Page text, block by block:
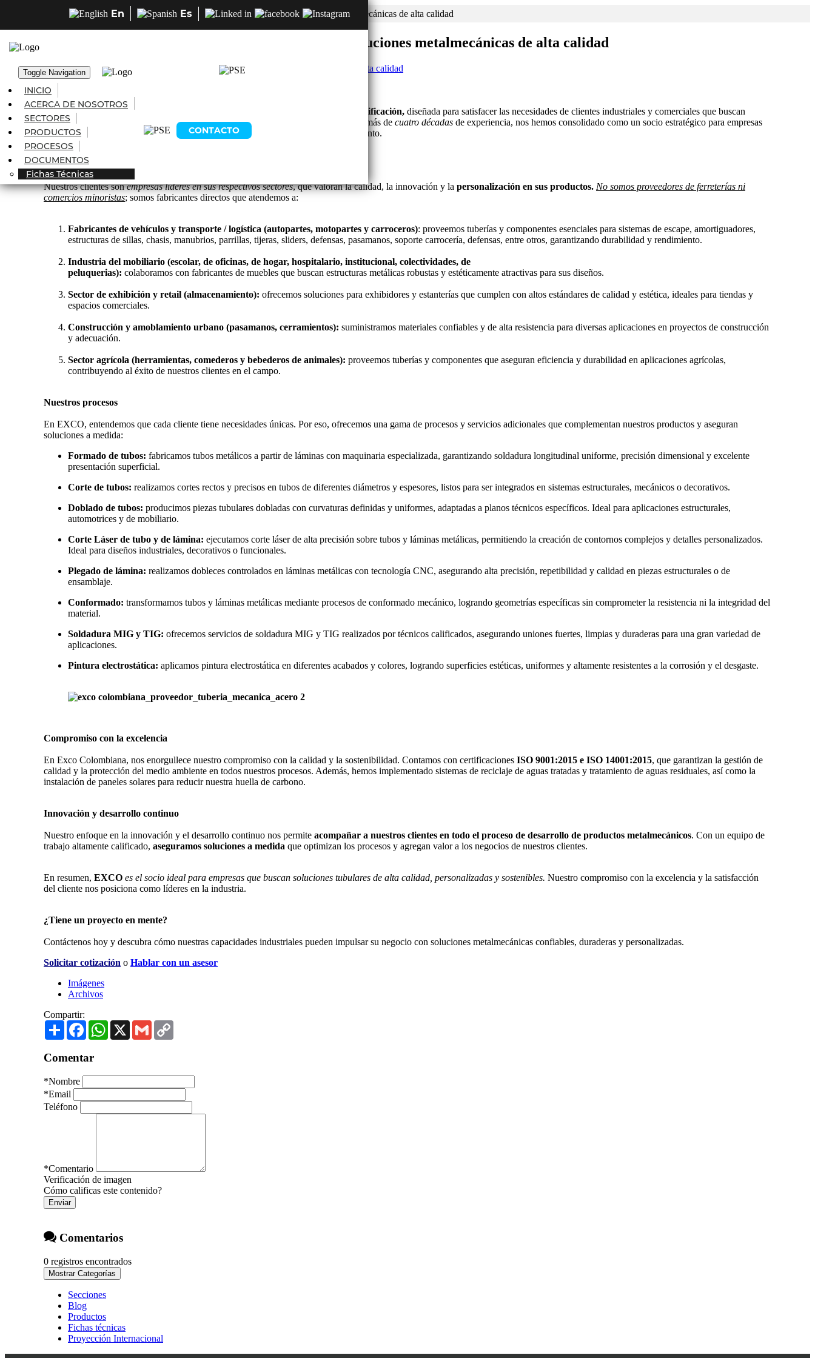
En Es
Toggle Navigation
INICIO
ACERCA DE NOSOTROS
SECTORES
PRODUCTOS
PROCESOS
DOCUMENTOS
Fichas Técnicas
CONTACTO
Blog Exco Colombiana S.A.S: su aliado estratégico en soluciones metalmecánicas de alta calidad
Exco Colombiana S.A.S: su aliado estratégico en soluciones metalmecánicas de alta calidad
1588vistas
En EXCO, nos especializamos en la fabricación de tubería metálica de alta especificación, diseñada para satisfacer las necesidades de clientes industriales y comerciales que buscan
productos de calidad superior, estética impecable y funcionalidad excepcional.
Con más de cuatro décadas de experiencia, nos hemos consolidado como un socio estratégico para empresas
que operan en sectores clave y que requieren materiales confiables y de alto rendimiento.
¿Quiénes Son Nuestros Clientes?
Nuestros clientes sonempresas líderes en sus respectivos sectores, que valoran la calidad, la innovación y la personalización en sus productos. No somos proveedores de ferreterías ni
comercios minoristas; somos fabricantes directos que atendemos a:
Fabricantes de vehículos y transporte / logística (autopartes, motopartes y carroceros): proveemos tuberías y componentes esenciales para sistemas de escape, amortiguadores,
estructuras de sillas, chasis, manubrios, parrillas, tijeras, sliders, defensas, pasamanos, soporte carrocería, defensas, entre otros, garantizando durabilidad y rendimiento.
Industria del mobiliario (escolar, de oficinas, de hogar, hospitalario, institucional, colectividades, de
peluquerias): colaboramos con fabricantes de muebles que buscan estructuras metálicas robustas y estéticamente atractivas para sus diseños.
Sector de exhibición y retail (almacenamiento): ofrecemos soluciones para exhibidores y estanterías que cumplen con altos estándares de calidad y estética, ideales para tiendas y
espacios comerciales.
Construcción y amoblamiento urbano (pasamanos, cerramientos): suministramos materiales confiables y de alta resistencia para diversas aplicaciones en proyectos de construcción
y adecuación.
Sector agrícola (herramientas, comederos y bebederos de animales): proveemos tuberías y componentes que aseguran eficiencia y durabilidad en aplicaciones agrícolas,
contribuyendo al éxito de nuestros clientes en el campo.
Nuestros procesos
En EXCO, entendemos que cada cliente tiene necesidades únicas. Por eso, ofrecemos una gama de procesos y servicios adicionales que complementan nuestros productos y aseguran
soluciones a medida:
Formado de tubos: fabricamos tubos metálicos a partir de láminas con maquinaria especializada, garantizando soldadura longitudinal uniforme, precisión dimensional y excelente
presentación superficial.
Corte de tubos: realizamos cortes rectos y precisos en tubos de diferentes diámetros y espesores, listos para ser integrados en sistemas estructurales, mecánicos o decorativos.
Doblado de tubos: producimos piezas tubulares dobladas con curvaturas definidas y uniformes, adaptadas a planos técnicos específicos. Ideal para aplicaciones estructurales,
automotrices y de mobiliario.
Corte Láser de tubo y de lámina: ejecutamos corte láser de alta precisión sobre tubos y láminas metálicas, permitiendo la creación de contornos complejos y detalles personalizados.
Ideal para diseños industriales, decorativos o funcionales.
Plegado de lámina: realizamos dobleces controlados en láminas metálicas con tecnología CNC, asegurando alta precisión, repetibilidad y calidad en piezas estructurales o de
ensamblaje.
Conformado: transformamos tubos y láminas metálicas mediante procesos de conformado mecánico, logrando geometrías específicas sin comprometer la resistencia ni la integridad del
material.
Soldadura MIG y TIG: ofrecemos servicios de soldadura MIG y TIG realizados por técnicos calificados, asegurando uniones fuertes, limpias y duraderas para una gran variedad de
aplicaciones.
Pintura electrostática: aplicamos pintura electrostática en diferentes acabados y colores, logrando superficies estéticas, uniformes y altamente resistentes a la corrosión y el desgaste.
Compromiso con la excelencia
En Exco Colombiana, nos enorgullece nuestro compromiso con la calidad y la sostenibilidad. Contamos con certificaciones ISO 9001:2015 e ISO 14001:2015, que garantizan la gestión de
calidad y la protección del medio ambiente en todos nuestros procesos. Además, hemos implementado sistemas de reciclaje de aguas tratadas y tratamiento de aguas residuales, así como la
instalación de paneles solares para reducir nuestra huella de carbono.
Innovación y desarrollo continuo
Nuestro enfoque en la innovación y el desarrollo continuo nos permite acompañar a nuestros clientes en todo el proceso de desarrollo de productos metalmecánicos. Con un equipo de
trabajo altamente calificado, aseguramos soluciones a medida que optimizan los procesos y agregan valor a los negocios de nuestros clientes.
En resumen, EXCO es el socio ideal para empresas que buscan soluciones tubulares de alta calidad, personalizadas y sostenibles. Nuestro compromiso con la excelencia y la satisfacción
del cliente nos posiciona como líderes en la industria.
¿Tiene un proyecto en mente?
Contáctenos hoy y descubra cómo nuestras capacidades industriales pueden impulsar su negocio con soluciones metalmecánicas confiables, duraderas y personalizadas.
Solicitar cotización o Hablar con un asesor
Imágenes
Archivos
Compartir:
Share FacebookWhatsApp
X Gmail
Comentar
*Nombre
*Email
Teléfono
*Comentario
Verificación de imagen
Cómo calificas este contenido?
Enviar
Comentarios
0 registros encontrados
Mostrar Categorías
Secciones
Blog
Productos
Fichas técnicas
Proyección Internacional